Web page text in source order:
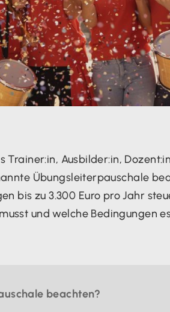
Ausbilder:in,
Übungsleiterpauschale
bis zu 3.300 Euro pro Jahr
und welche Bedingungen
beachten?